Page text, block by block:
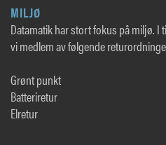
MILJØ
Datamatik har stort fokus på miljø.
vi medlem av følgende
Grønt punkt
Batteriretur
Elretur